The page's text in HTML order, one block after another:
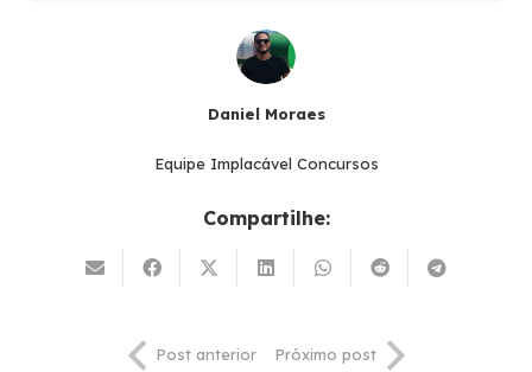
Daniel Moraes
Equipe Implacável Concursos
Compartilhe:
Post anterior Próximo post